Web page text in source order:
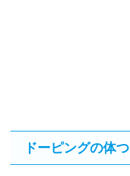
ドーピングの体